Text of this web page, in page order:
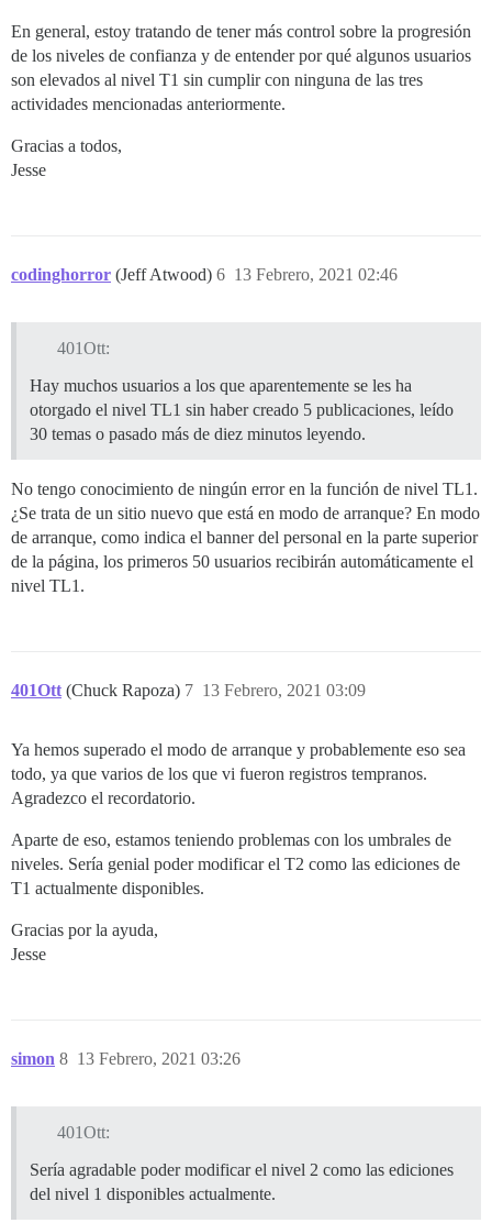
En general, estoy tratando de tener más control sobre la progresión
de los niveles de confianza y de entender por qué algunos usuarios
son elevados al nivel T1 sin cumplir con ninguna de las tres
actividades mencionadas anteriormente.
Gracias a todos,
Jesse
codinghorror (Jeff Atwood) 13 Febrero, 2021 02:46
6
401Ott:
Hay muchos usuarios a los que aparentemente se les ha
otorgado el nivel TL1 sin haber creado 5 publicaciones, leído
30 temas o pasado más de diez minutos leyendo.
No tengo conocimiento de ningún error en la función de nivel TL1.
¿Se trata de un sitio nuevo que está en modo de arranque? En modo
de arranque, como indica el banner del personal en la parte superior
de la página, los primeros 50 usuarios recibirán automáticamente el
nivel TL1.
401Ott (Chuck Rapoza) 13 Febrero, 2021 03:09
7
Ya hemos superado el modo de arranque y probablemente eso sea
todo, ya que varios de los que vi fueron registros tempranos.
Agradezco el recordatorio.
Aparte de eso, estamos teniendo problemas con los umbrales de
niveles. Sería genial poder modificar el T2 como las ediciones de
T1 actualmente disponibles.
Gracias por la ayuda,
Jesse
simon 13 Febrero, 2021 03:26
8
401Ott:
Sería agradable poder modificar el nivel 2 como las ediciones
del nivel 1 disponibles actualmente.